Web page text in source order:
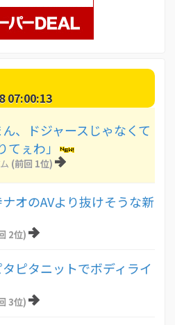
07:00:13
、ドジャースじゃなくて
ぇわ」
(前回 1位)
オのAVより抜けそうな新
2位)
ピタニットでボディライ
3位)